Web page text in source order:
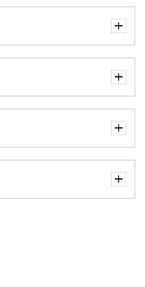
く
く
く
く